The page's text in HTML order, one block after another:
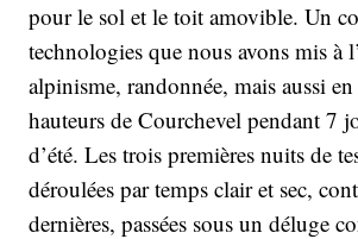
pour le sol et le toit amovible. Un
technologies que nous avons mis à
alpinisme, randonnée, mais aussi
hauteurs de Courchevel pendant 7
d’été. Les trois premières nuits de
déroulées par temps clair et sec,
dernières, passées sous un déluge